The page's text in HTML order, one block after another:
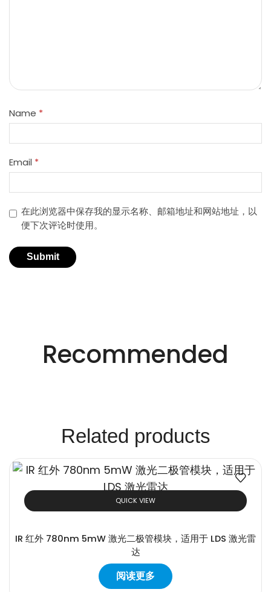
Name *
Email *
在此浏览器中保存我的显示名称、邮箱地址和网站地址，以
便下次评论时使用。
创新的激光解决方
案。
Recommended
Related products
QUICK VIEW
IR 红外 780nm 5mW 激光二极管模块，适用于 LDS 激光雷
达
阅读更多